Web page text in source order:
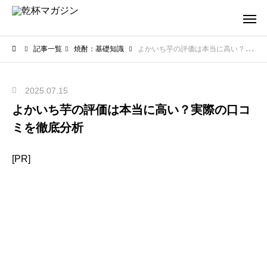
記事一覧 焼酎：基礎知識 よかいち芋の評価は本当に高い？実際の口コミを徹底分析
2025.07.15
よかいち芋の評価は本当に高い？実際の口コ
ミを徹底分析
[PR]